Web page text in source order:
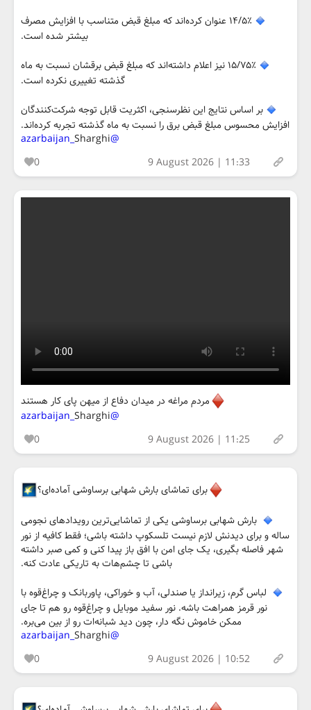
۱۴/۵٪ عنوان کرده‌اند که مبلغ قبض متناسب با افزایش مصرف
بیشتر شده است.
۱۵/۷۵٪ نیز اعلام داشته‌اند که مبلغ قبض برقشان نسبت به ماه
گذشته تغییری نکرده است.
بر اساس نتایج این نظرسنجی، اکثریت قابل توجه شرکت‌کنندگان
افزایش محسوس مبلغ قبض برق را نسبت به ماه گذشته تجربه کرده‌اند.
@azarbaijan_
Sharghi
0
9 August 2026 | 11:33
مردم مراغه در میدان دفاع از میهن پای کار هستند
@azarbaijan_
Sharghi
0
9 August 2026 | 11:25
برای تماشای بارش شهابی برساوشی آماده‌ای؟
بارش شهابی برساوشی یکی از تماشایی‌ترین رویدادهای نجومی
ساله و برای دیدنش لازم نیست تلسکوپ داشته باشی؛ فقط کافیه از نور
شهر فاصله بگیری، یک جای امن با افق باز پیدا کنی و کمی صبر داشته
باشی تا چشم‌هات به تاریکی عادت کنه.
لباس گرم، زیرانداز یا صندلی، آب و خوراکی، پاوربانک و چراغ‌قوه با
نور قرمز همراهت باشه. نور سفید موبایل و چراغ‌قوه رو هم تا جای
ممکن خاموش نگه دار، چون دید شبانه‌ات رو از بین می‌بره.
@azarbaijan_
Sharghi
0
9 August 2026 | 10:52